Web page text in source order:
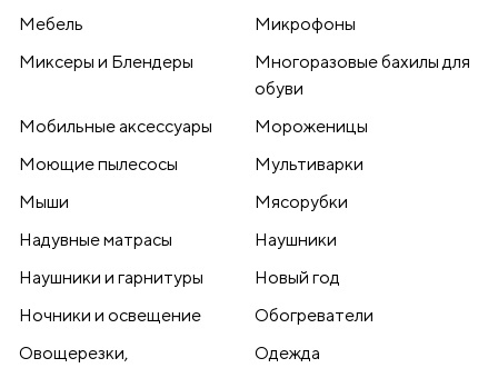
Мебель
Микрофоны
Миксеры и Блендеры
Многоразовые бахилы для
обуви
Мобильные аксессуары
Мороженицы
Моющие пылесосы
Мультиварки
Мыши
Мясорубки
Надувные матрасы
Наушники
Наушники и гарнитуры
Новый год
Ночники и освещение
Обогреватели
Овощерезки,
Одежда